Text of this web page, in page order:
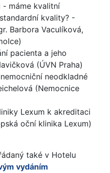
- máme kvalitní
kvality? -
Barbora Vaculíková,
pacienta a jeho
(ÚVN Praha)
neodkladné
(Nemocnice
Lexum k akreditaci
oční klinika Lexum)
také v Hotelu
vydáním